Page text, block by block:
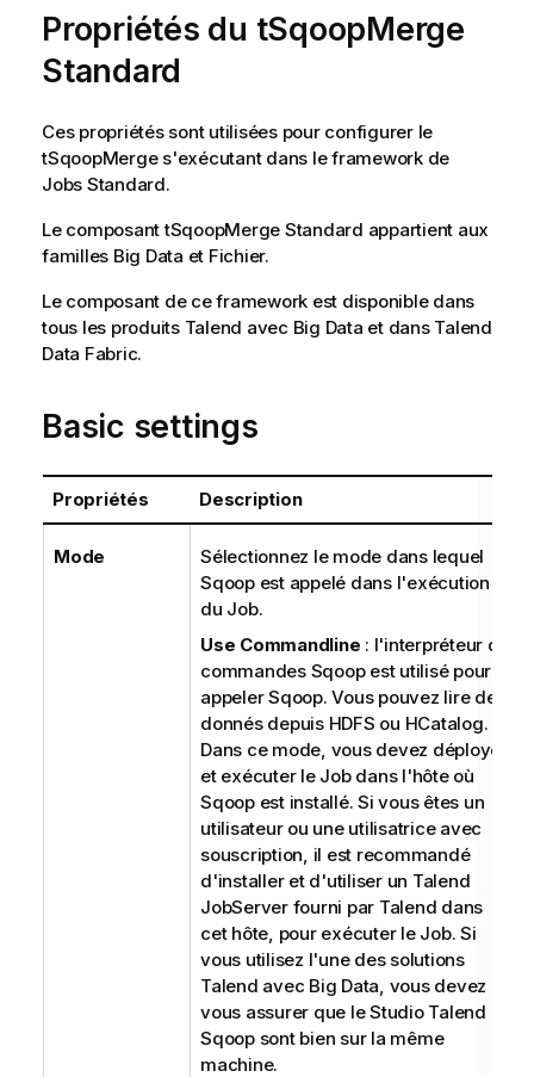
Propriétés du tSqoopMerge
Standard
Ces propriétés sont utilisées pour configurer le
tSqoopMerges'exécutant dans le framework de
Jobs Standard.
Le composanttSqoopMerge Standard appartient aux
familles Big Data et Fichier.
Le composant de ce framework est disponible dans
tous les produits Talend avec Big Data et dans Talend
Data Fabric.
Basic settings
Propriétés Description
Mode
Sélectionnez le mode dans lequel
Sqoop est appelé dans l'exécution
du Job.
Use Commandline : l'interpréteur de
commandes Sqoop est utilisé pour
appeler Sqoop. Vous pouvez lire des
donnés depuis HDFS ou HCatalog.
Dans ce mode, vous devez déployer
et exécuter le Job dans l'hôte où
Sqoop est installé. Si vous êtes un
utilisateur ou une utilisatrice avec
souscription, il est recommandé
d'installer et d'utiliser un Talend
JobServerfourni par Talend dans
cet hôte, pour exécuter le Job. Si
vous utilisez l'une des solutions
Talend avec Big Data, vous devez
vous assurer que leStudio Talend
Sqoop sont bien sur la même
machine.